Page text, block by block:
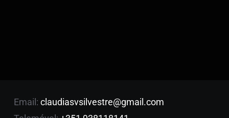
Email: claudiasvsilvestre@gmail.com